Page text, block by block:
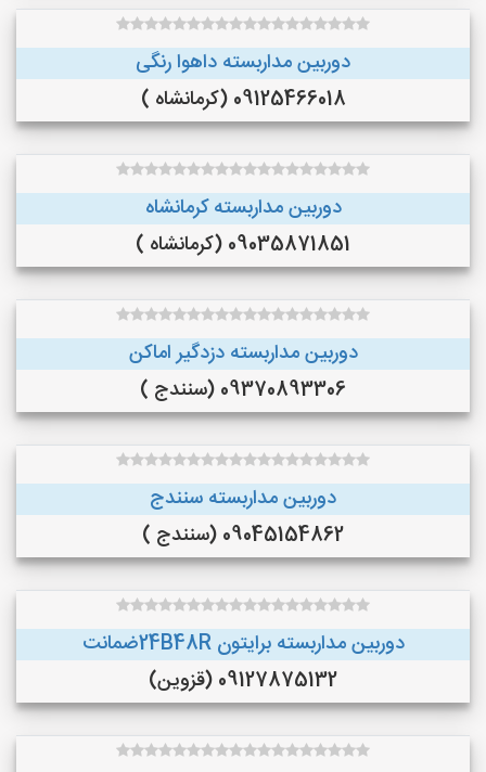
دوربین مداربسته داهوا رنگی
09125466018 (کرمانشاه )
دوربین مداربسته کرمانشاه
09035871851 (کرمانشاه )
دوربین مداربسته دزدگیر اماکن
09370893306 (سنندج )
دوربین مداربسته سنندج
09045154862 (سنندج )
دوربین مداربسته برایتون 24B48Rضمانت
09127875132 (قزوین)